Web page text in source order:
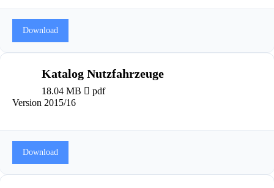
Download
Katalog Nutzfahrzeuge
18.04 MB
pdf
Version 2015/16
Download